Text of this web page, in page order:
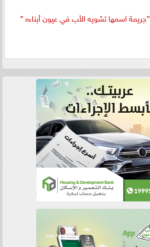
”جريمة اسمها تشويه الأب في عيون أبناءه ”